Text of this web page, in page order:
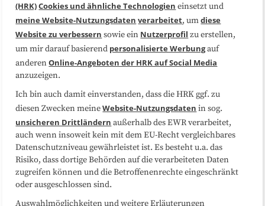
Medienarbeit Kooperationen
Datenschutzerklärung Impressum
Sitemap
Folgen Sie uns
(HRK)Cookies und ähnliche Technologien einsetzt und
meine Website-Nutzungsdaten verarbeitet, umdiese
Website zu verbessern sowie ein Nutzerprofil zu erstellen,
um mir darauf basierend personalisierte Werbungauf
anderenOnline-Angeboten der HRK auf Social Media
anzuzeigen.
Ich bin auch damit einverstanden, dass die HRK ggf. zu
diesen Zwecken meineWebsite-Nutzungsdaten in sog.
unsicheren Drittländern außerhalb des EWR verarbeitet,
auch wenn insoweit kein mit dem EU-Recht vergleichbares
Datenschutzniveau gewährleistet ist. Es besteht u.a. das
Risiko, dass dortige Behörden auf die verarbeiteten Daten
zugreifen können und die Betroffenenrechte eingeschränkt
oder ausgeschlossen sind.
Auswahlmöglichkeiten und weitere Erläuterungen